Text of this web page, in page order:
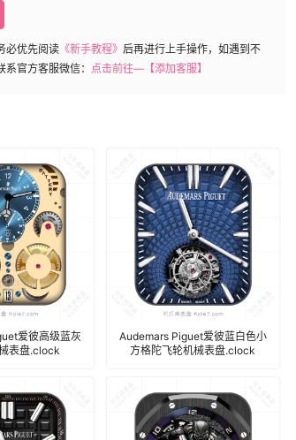
必优先阅读 《新手教程》 后再进行上手操作，如遇到不
系官方客服微信： 点击前往—【添加客服】
爱彼高级蓝灰
表盘.clock
Audemars Piguet爱彼蓝白色小
方格陀飞轮机械表盘.clock